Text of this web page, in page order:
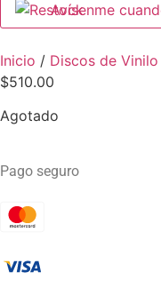
Avísenme
Inicio / Discos de Vinilo
$510.00
Agotado
Pago seguro